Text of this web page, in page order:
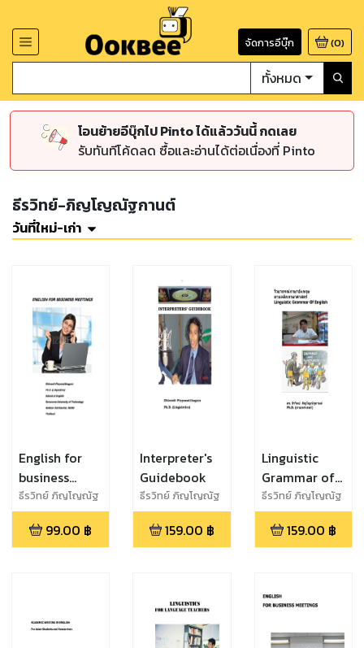
จัดการอีบุ๊ก (0)
ทั้งหมด
โอนย้ายอีบุ๊กไป Pinto ได้แล้ววันนี้ กดเลย
รับทันทีโค้ดลด ซื้อและอ่านได้ต่อเนื่องที่ Pinto
ธีรวิทย์-ภิญโญณัฐกานต์
วันที่ใหม่-เก่า
English for
business
meetings(revised)
ธีรวิทย์ ภิญโญณัฐ
กานต์
99.00 ฿
Interpreter's
Guidebook
ธีรวิทย์ ภิญโญณัฐ
กานต์
159.00 ฿
Linguistic
Grammar of
English
ธีรวิทย์ ภิญโญณัฐ
กานต์
159.00 ฿